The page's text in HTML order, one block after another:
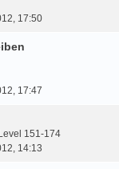
17:50
17:47
151-174
14:13